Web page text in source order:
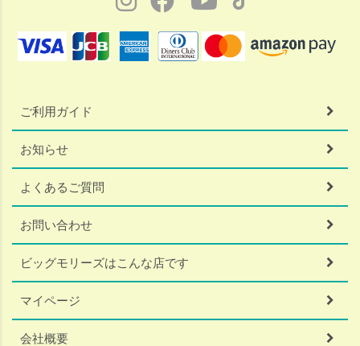
ご利用ガイド
お知らせ
よくあるご質問
お問い合わせ
ビッグモリーズはこんな店です
マイページ
会社概要